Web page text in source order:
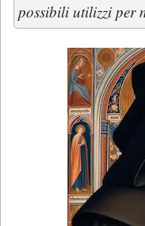
possibili utilizzi per